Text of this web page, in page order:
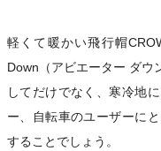
軽くて暖かい飛行帽
Down（アビエーター ダウ
してだけでなく、寒冷地
ー、自転車のユーザーに
することでしょう。